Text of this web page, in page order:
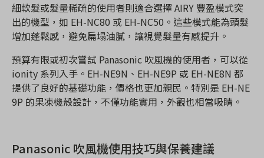
細軟髮或髮量稀疏的使用者則適合選擇 AIRY 豐盈模式突
出的機型，如 EH-NC80 或 EH-NC50。這些模式能為頭髮
增加蓬鬆感，避免扁塌油膩，讓視覺髮量有感提升。
預算有限或初次嘗試 Panasonic 吹風機的使用者，可以從
ionity 系列入手。EH-NE9N、EH-NE9P 或 EH-NE8N 都
提供了良好的基礎功能，價格也更加親民。特別是 EH-NE
9P 的果凍機殼設計，不僅功能實用，外觀也相當吸睛。
Panasonic 吹風機使用技巧與保養建議